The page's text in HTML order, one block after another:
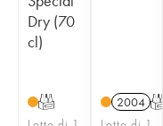
Dry (70
cl)
T 2004 T